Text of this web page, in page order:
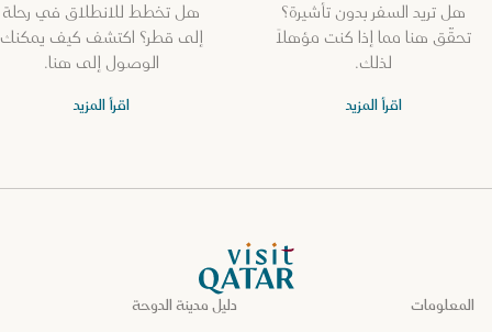
هل تريد السفر بدون تأشيرة؟
تحقّق هنا مما إذا كنت مؤهلاً
لذلك.
اقرأ المزيد
هل تخطط للانطلاق في رحلة
إلى قطر؟ اكتشف كيف يمكنك
الوصول إلى هنا.
اقرأ المزيد
الصفحة الرئيسية لموقع VisitQatar
دليل مدينة الدوحة المعلومات